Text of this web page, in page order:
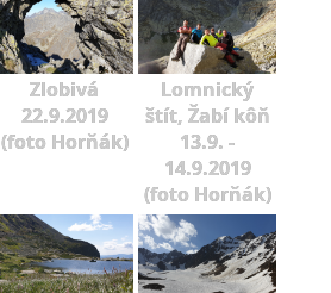
Zlobivá
22.9.2019
(foto Horňák)
Lomnický
štít, Žabí kôň
13.9. -
14.9.2019
(foto Horňák)